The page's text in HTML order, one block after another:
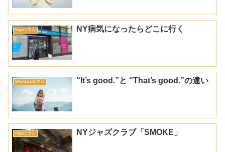
Kayoコラム NY病気になったらどこに行く
World Lifeな生活 “It’s good.”と “That’s good.”の違い
Kayoコラム NYジャズクラブ「SMOKE」